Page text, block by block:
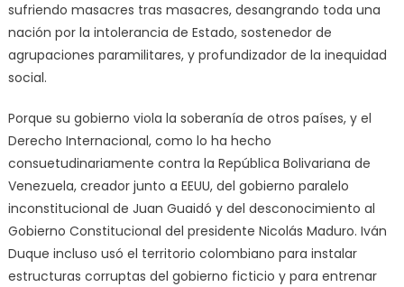
sufriendo masacres tras masacres, desangrando toda una
nación por la intolerancia de Estado, sostenedor de
agrupaciones paramilitares, y profundizador de la inequidad
social.
Porque su gobierno viola la soberanía de otros países, y el
Derecho Internacional, como lo ha hecho
consuetudinariamente contra la República Bolivariana de
Venezuela, creador junto a EEUU, del gobierno paralelo
inconstitucional de Juan Guaidó y del desconocimiento al
Gobierno Constitucional del presidente Nicolás Maduro. Iván
Duque incluso usó el territorio colombiano para instalar
estructuras corruptas del gobierno ficticio y para entrenar